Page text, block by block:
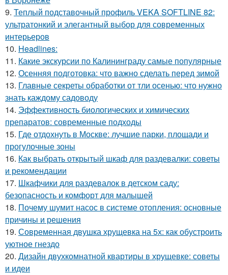
9. Теплый подставочный профиль VEKA SOFTLINE 82:
ультратонкий и элегантный выбор для современных
интерьеров
10. Headlines:
11. Какие экскурсии по Калининграду самые популярные
12. Осенняя подготовка: что важно сделать перед зимой
13. Главные секреты обработки от тли осенью: что нужно
знать каждому садоводу
14. Эффективность биологических и химических
препаратов: современные подходы
15. Где отдохнуть в Москве: лучшие парки, площади и
прогулочные зоны
16. Как выбрать открытый шкаф для раздевалки: советы
и рекомендации
17. Шкафчики для раздевалок в детском саду:
безопасность и комфорт для малышей
18. Почему шумит насос в системе отопления: основные
причины и решения
19. Современная двушка хрущевка на 5х: как обустроить
уютное гнездо
20. Дизайн двухкомнатной квартиры в хрущевке: советы
и идеи